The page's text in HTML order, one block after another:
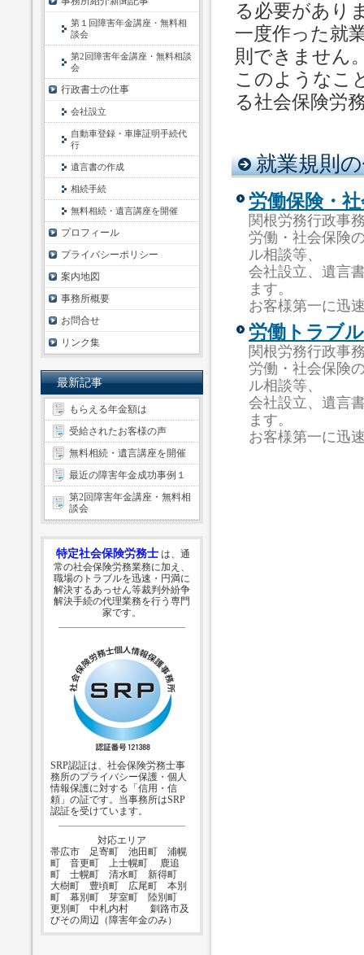
る必要があり
一度作った就
則できません
このようなこ
る社会保険労
就業規則
労働保険・
関根労務行政事
労働・社会保険
ル相談等、
会社設立、遺言
ます。
お客様第一に迅
労働トラブ
関根労務行政事
労働・社会保険
ル相談等、
会社設立、遺言
ます。
お客様第一に迅
第１回障害年金講座・無料相
談会
第2回障害年金講座・無料相談
会
行政書士の仕事
会社設立
自動車登録・車庫証明手続代
行
遺言書の作成
相続手続
無料相続・遺言講座を開催
プロフィール
プライバシーポリシー
案内地図
事務所概要
お問合せ
リンク集
最新記事
もらえる年金額は
受給されたお客様の声
無料相続・遺言講座を開催
最近の障害年金成功事例１
第2回障害年金講座・無料相
談会
特定社会保険労務士 は、通
常の社会保険労務業務に加え、
職場のトラブルを迅速・円満に
解決するあっせん等裁判外紛争
解決手続の代理業務を行う専門
家です。
SRP認証は、社会保険労務士事
務所のプライバシー保護・個人
情報保護に対する「信用・信
頼」の証です。当事務所はSRP
認証を受けています。
対応エリア
帯広市 足寄町 池田町 浦幌
町 音更町 上士幌町 鹿追
町 士幌町 清水町 新得町
大樹町 豊頃町 広尾町 本別
町 幕別町 芽室町 陸別町
更別町 中札内村 釧路市及
びその周辺（障害年金のみ）